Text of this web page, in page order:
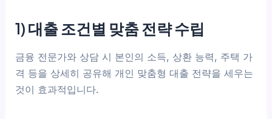
1) 대출 조건별 맞춤 전략 수립
금융 전문가와 상담 시 본인의 소득, 상환 능력, 주택 가
격 등을 상세히 공유해 개인 맞춤형 대출 전략을 세우는
것이 효과적입니다.